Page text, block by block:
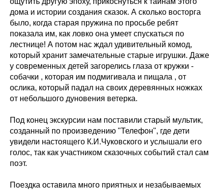
дома и истории создания сказок. А сколько восторга
было, когда старая пружина по просьбе ребят
показала им, как ловко она умеет спускаться по
лестнице! А потом нас ждал удивительный комод,
который хранит замечательные старые игрушки. Даже
у современных детей загорелись глаза от кружки -
собачки , которая им подмигивала и пищала , от
ослика, который падал на своих деревянных ножках
от небольшого дуновения ветерка.
Под конец экскурсии нам поставили старый мультик,
созданный по произведению "Телефон", где дети
увидели настоящего К.И.Чуковского и услышали его
голос, так как участником сказочных событий стал сам
поэт.
Поездка оставила много приятных и незабываемых